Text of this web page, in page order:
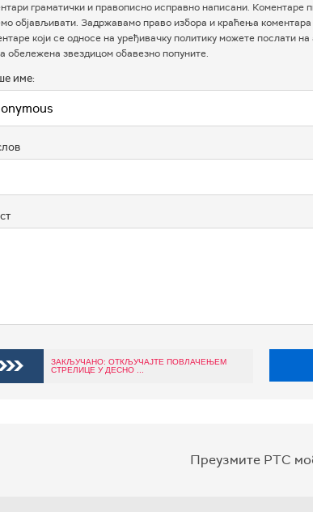
граматички и правописно исправно написани. Коментаре
објављивати. Задржавамо право избора и краћења коментара
који се односе на уређивачку политику можете послати
обележена звездицом обавезно попуните.
име:
ЗАКЉУЧАНО: ОТКЉУЧАЈТЕ ПОВЛАЧЕЊЕМ
СТРЕЛИЦЕ У ДЕСНО ...
Преузмите РТС